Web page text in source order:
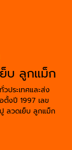
บ ลูกแม็ก
ประเทศและส่ง
ตั้งปี 1997 เลข
ลวดเย็บ ลูกแม็ก